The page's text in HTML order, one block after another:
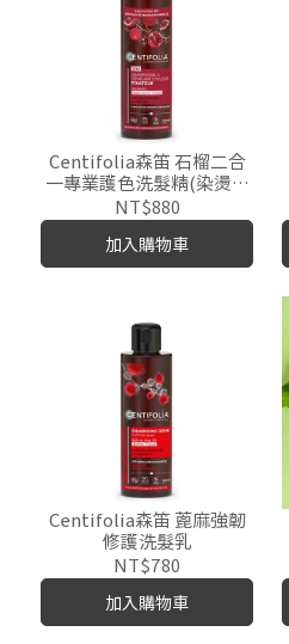
Centifolia森笛 石榴二合
一專業護色洗髮精(染燙受
損髮適用)
NT$880
加入購物車
Centifolia森笛 蓖麻強韌
修護洗髮乳
NT$780
加入購物車